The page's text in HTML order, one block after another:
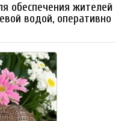
обеспечения жителей
водой, оперативно